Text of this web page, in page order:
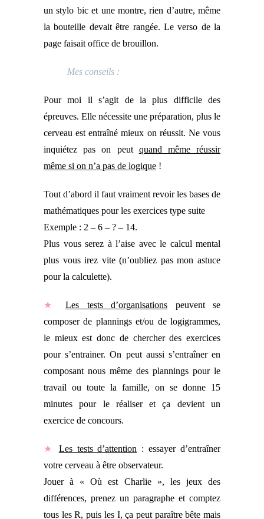
un stylo bic et une montre, rien d’autre, même
la bouteille devait être rangée. Le verso de la
page faisait office de brouillon.
Mes conseils :
Pour moi il s’agit de la plus difficile des
épreuves. Elle nécessite une préparation, plus le
cerveau est entraîné mieux on réussit. Ne vous
inquiétez pas on peut quand même réussir
même si on n’a pas de logique !
Tout d’abord il faut vraiment revoir les bases de
mathématiques pour les exercices type suite
Exemple : 2 – 6 – ? – 14.
Plus vous serez à l’aise avec le calcul mental
plus vous irez vite (n’oubliez pas mon astuce
pour la calculette).
★ Les tests d’organisations peuvent se
composer de plannings et/ou de logigrammes,
le mieux est donc de chercher des exercices
pour s’entrainer. On peut aussi s’entraîner en
composant nous même des plannings pour le
travail ou toute la famille, on se donne 15
minutes pour le réaliser et ça devient un
exercice de concours.
★ Les tests d’attention : essayer d’entraîner
votre cerveau à être observateur.
Jouer à « Où est Charlie », les jeux des
différences, prenez un paragraphe et comptez
tous les R, puis les I, ça peut paraître bête mais